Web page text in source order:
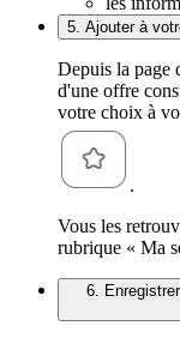
5. Ajouter à
Depuis la page
d'une offre
votre choix à
.
Vous les
rubrique « Ma
6.